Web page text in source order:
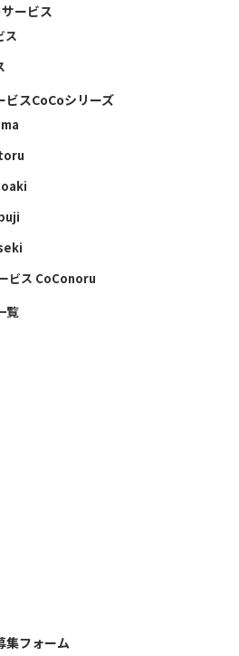
ービス
ス
ビスCoCoシリーズ
ビス CoConoru
覧
集フォーム